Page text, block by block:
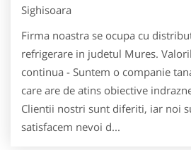
Sighisoara
Firma noastra se ocupa cu
refrigerare in judetul Mures.
continua - Suntem o companie
care are de atins obiective
Clientii nostri sunt diferiti, iar noi
satisfacem nevoi d...